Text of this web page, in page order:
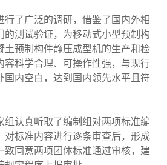
行了广泛的调研，借鉴了国内外相
的测试验证，为移动式小型预制构
预制构件静压成型机的生产和检
科学合理、可操作性强，与现行
内空白，达到国内领先水平且符
组认真听取了编制组对两项标准编
标准内容进行逐条审查后，形成
致同意两项团体标准通过审核，建